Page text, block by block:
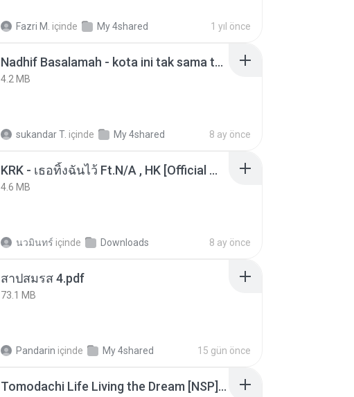
Fazri M. içinde My 4shared 1 yıl önce
Nadhif Basalamah - kota ini tak sama tanpamu (Official Lyric Video).mp3
4.2 MB
sukandar T. içinde My 4shared 8 ay önce
KRK - เธอทิ้งฉันไว้ Ft.N/A , HK [Official MV]
4.6 MB
นวมินทร์ içinde Downloads 8 ay önce
สาปสมรส 4.pdf
73.1 MB
Pandarin içinde My 4shared 15 gün önce
Tomodachi Life Living the Dream [NSP].torrent